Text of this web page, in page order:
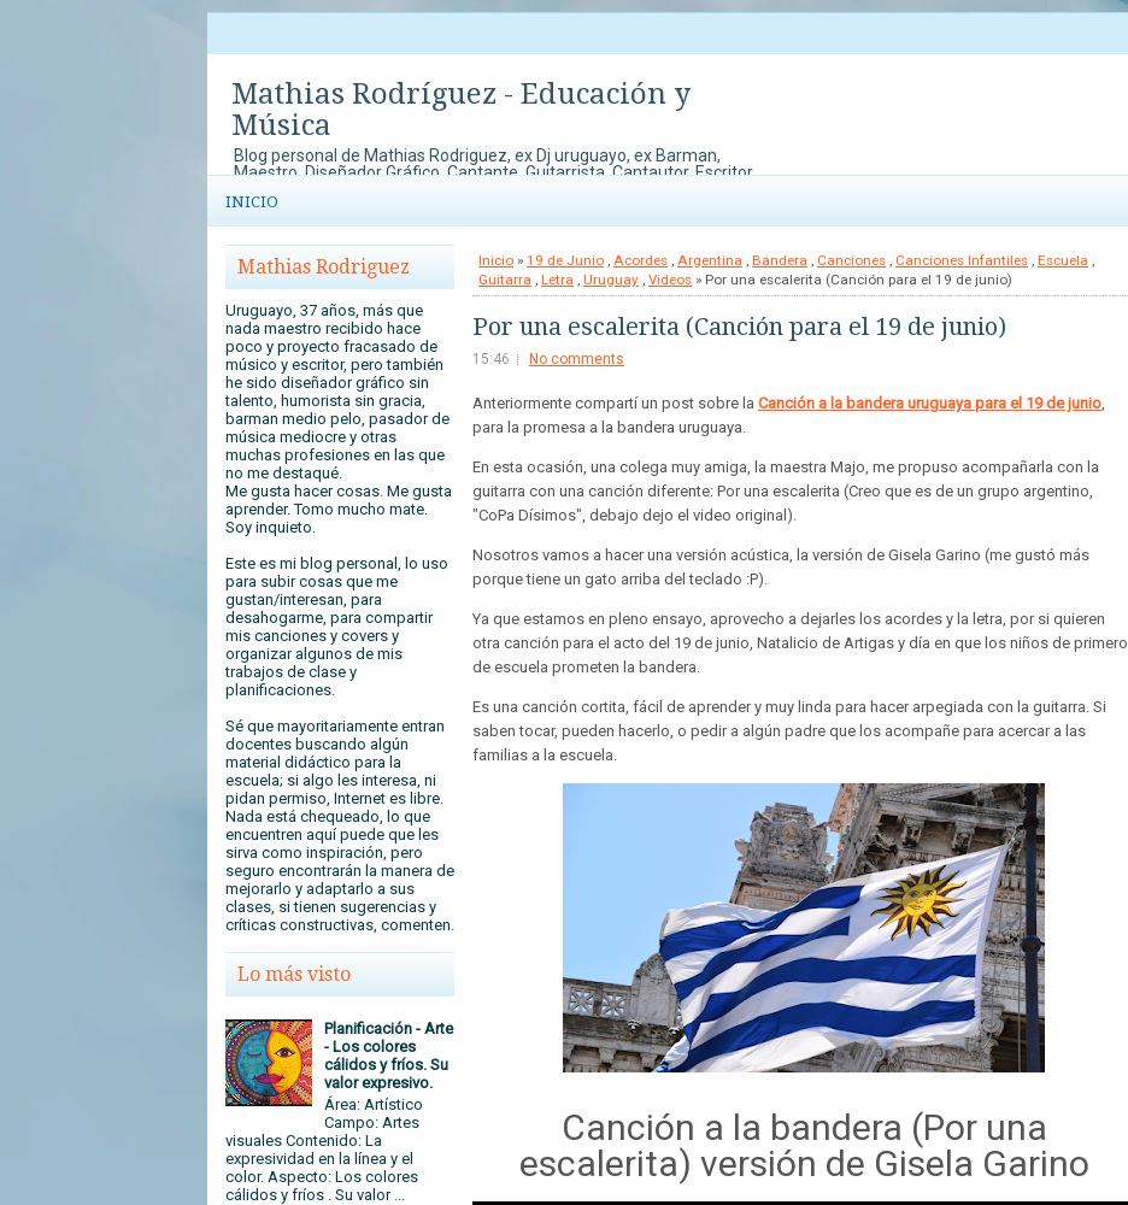
Mathias Rodríguez - Educación y
Música
Blog personal de Mathias Rodriguez, ex Dj uruguayo, ex Barman,
Maestro, Diseñador Gráfico, Cantante, Guitarrista, Cantautor, Escritor
me gustan e interesan, sobre material didáctico, dibujos para pintar y
artículos sobre educación.
INICIO
Mathias Rodriguez
Uruguayo, 37 años, más que
nada maestro recibido hace
poco y proyecto fracasado de
músico y escritor, pero también
he sido diseñador gráfico sin
talento, humorista sin gracia,
barman medio pelo, pasador de
música mediocre y otras
muchas profesiones en las que
no me destaqué.
Me gusta hacer cosas. Me gusta
aprender. Tomo mucho mate.
Soy inquieto.
Este es mi blog personal, lo uso
para subir cosas que me
gustan/interesan, para
desahogarme, para compartir
mis canciones y covers y
organizar algunos de mis
trabajos de clase y
planificaciones.
Sé que mayoritariamente entran
docentes buscando algún
material didáctico para la
escuela; si algo les interesa, ni
pidan permiso, Internet es libre.
Nada está chequeado, lo que
encuentren aquí puede que les
sirva como inspiración, pero
seguro encontrarán la manera de
mejorarlo y adaptarlo a sus
clases, si tienen sugerencias y
críticas constructivas, comenten.
Lo más visto
Planificación - Arte
- Los colores
cálidos y fríos. Su
valor expresivo.
Área: Artístico
Campo: Artes
visuales Contenido: La
expresividad en la línea y el
color. Aspecto: Los colores
cálidos y fríos . Su valor ...
Inicio » 19 de Junio , Acordes , Argentina , Bandera , Canciones , Canciones Infantiles , Escuela ,
Guitarra , Letra , Uruguay , Videos » Por una escalerita (Canción para el 19 de junio)
Por una escalerita (Canción para el 19 de junio)
15:46 No comments
Anteriormente compartí un post sobre la Canción a la bandera uruguaya para el 19 de junio,
para la promesa a la bandera uruguaya.
En esta ocasión, una colega muy amiga, la maestra Majo, me propuso acompañarla con la
guitarra con una canción diferente: Por una escalerita (Creo que es de un grupo argentino,
"CoPa Dísimos", debajo dejo el video original).
Nosotros vamos a hacer una versión acústica, la versión de Gisela Garino (me gustó más
porque tiene un gato arriba del teclado :P).
Ya que estamos en pleno ensayo, aprovecho a dejarles los acordes y la letra, por si quieren
otra canción para el acto del 19 de junio, Natalicio de Artigas y día en que los niños de primero
de escuela prometen la bandera.
Es una canción cortita, fácil de aprender y muy linda para hacer arpegiada con la guitarra. Si
saben tocar, pueden hacerlo, o pedir a algún padre que los acompañe para acercar a las
familias a la escuela.
Canción a la bandera (Por una
escalerita) versión de Gisela Garino